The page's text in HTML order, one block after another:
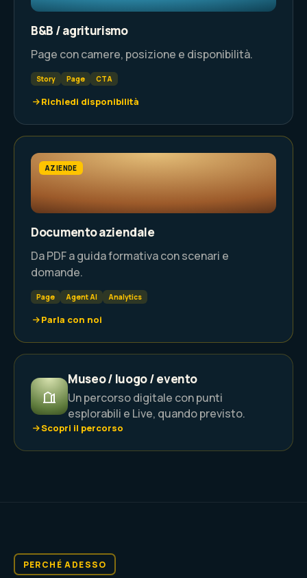
B&B / agriturismo
Page con camere, posizione e disponibilità.
Story Page CTA
Richiedi disponibilità
AZIENDE
Documento aziendale
Da PDF a guida formativa con scenari e
domande.
Page Agent AI Analytics
Parla con noi
Museo / luogo / evento
Un percorso digitale con punti
esplorabili e Live, quando previsto.
Scopri il percorso
PERCHÉ ADESSO